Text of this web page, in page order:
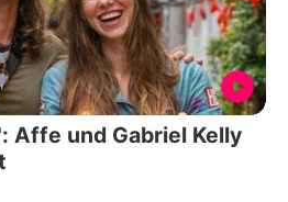
Affe und Gabriel Kelly